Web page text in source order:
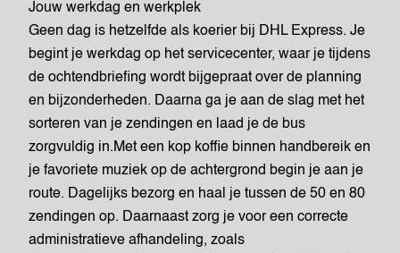
Jouw werkdag en werkplek
Geen dag is hetzelfde als koerier bij DHL Express. Je
begint je werkdag op het servicecenter, waar je tijdens
de ochtendbriefing wordt bijgepraat over de planning
en bijzonderheden. Daarna ga je aan de slag met het
sorteren van je zendingen en laad je de bus
zorgvuldig in.Met een kop koffie binnen handbereik en
je favoriete muziek op de achtergrond begin je aan je
route. Dagelijks bezorg en haal je tussen de 50 en 80
zendingen op. Daarnaast zorg je voor een correcte
administratieve afhandeling, zoals